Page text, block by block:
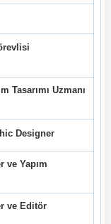
Tasarımı Uzmanı
Designer
ve Yapım
ve Editör